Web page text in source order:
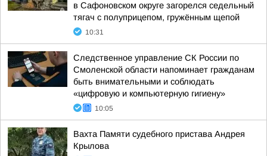
в Сафоновском округе загорелся седельный
тягач с полуприцепом, гружённым щепой
10:31
Следственное управление СК России по
Смоленской области напоминает гражданам
быть внимательными и соблюдать
«цифровую и компьютерную гигиену»
10:05
Вахта Памяти судебного пристава Андрея
Крылова